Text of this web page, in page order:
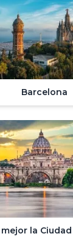
Barcelona
la